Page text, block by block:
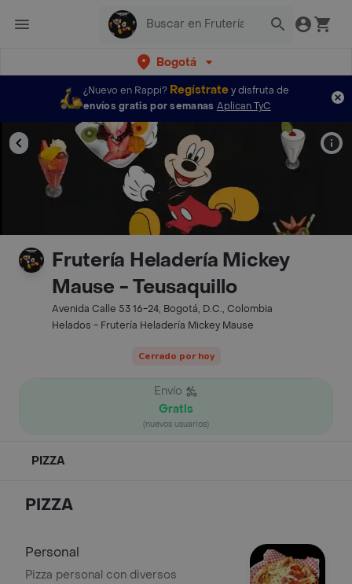
Bogotá
¿Nuevo en Rappi? Regístratey disfruta de
envíos gratis por semanas Aplican TyC
Frutería Heladería Mickey
Mause - Teusaquillo
Avenida Calle 53 16-24, Bogotá, D.C., Colombia
Helados - Frutería Heladería Mickey Mause
Cerrado por hoy
Envío
Gratis
(nuevos usuarios)
PIZZA
PIZZA
Personal
Pizza personal con diversos